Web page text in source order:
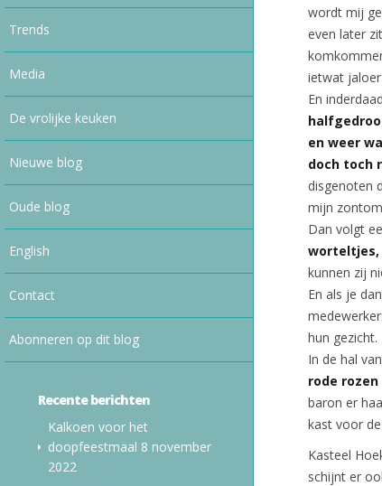
Trends
Media
De vrolijke keuken
Nieuwe blog
Oude blog
English
Contact
Abonneren op dit blog
Recente berichten
Kalkoen voor het
doopfeestmaal 8 november
2022
wordt mij
even later
ietwat
En
en weer
doch toch
disgenoten
mijn
Dan volgt
worteltjes,
kunnen zij
En als je
hun gezicht.
In de hal
rode
baron er
kast voor
Kasteel
schijnt er